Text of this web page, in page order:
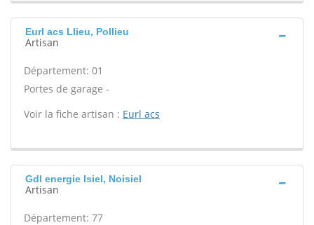
Eurl acs Llieu, Pollieu
Artisan
Département: 01
Portes de garage -
Voir la fiche artisan : Eurl acs
Gdl energie Isiel, Noisiel
Artisan
Département: 77